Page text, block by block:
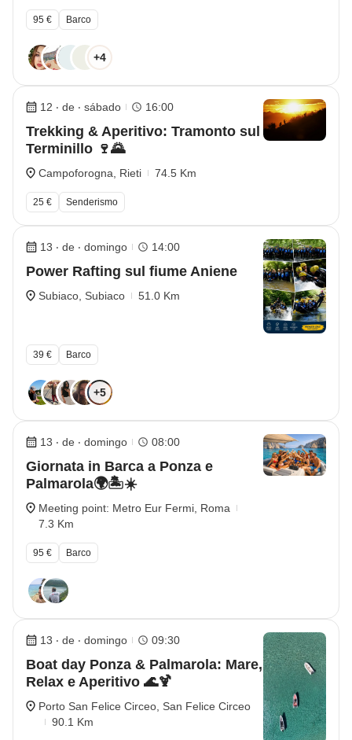
95 € Barco
+4
12 ‧ de ‧ sábado 16:00
Trekking & Aperitivo: Tramonto sul
Terminillo 🍷🌄
Campoforogna, Rieti 74.5 Km
25 € Senderismo
13 ‧ de ‧ domingo 14:00
Power Rafting sul fiume Aniene
Subiaco, Subiaco 51.0 Km
39 € Barco
+5
13 ‧ de ‧ domingo 08:00
Giornata in Barca a Ponza e
Palmarola🌍🏝️☀️
Meeting point: Metro Eur Fermi, Roma
7.3 Km
95 € Barco
13 ‧ de ‧ domingo 09:30
Boat day Ponza & Palmarola: Mare,
Relax e Aperitivo 🌊🍹
Porto San Felice Circeo, San Felice Circeo
90.1 Km